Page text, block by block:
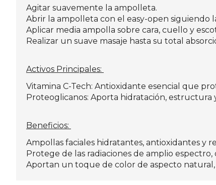
Agitar suavemente la ampolleta.
Abrir la ampolleta con el easy-open siguiendo
Aplicar media ampolla sobre cara, cuello y
Realizar un suave masaje hasta su total
Activos Principales:
Vitamina C-Tech: Antioxidante esencial que
Proteoglicanos: Aporta hidratación, estructura
Beneficios:
Ampollas faciales hidratantes, antioxidantes y
Protege de las radiaciones de amplio
Aportan un toque de color de aspecto